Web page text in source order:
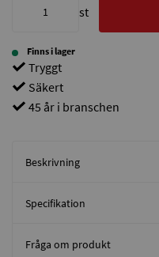
st
Finns i lager
Tryggt
Säkert
45 år i branschen
Beskrivning
Specifikation
Fråga om produkt